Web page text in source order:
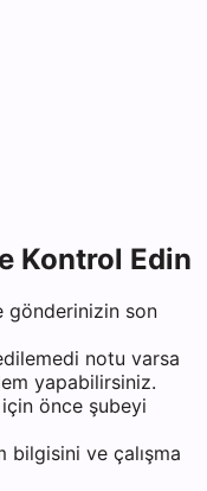
Kontrol Edin
gönderinizin son
notu varsa
yapabilirsiniz.
önce şubeyi
bilgisini ve çalışma